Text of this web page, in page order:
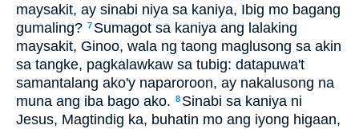
maysakit, ay sinabi niya sa kaniya, Ibig mo bagang
gumaling? 7 Sumagot sa kaniya ang lalaking
maysakit, Ginoo, wala ng taong maglusong sa akin
sa tangke, pagkalawkaw sa tubig: datapuwa't
samantalang ako'y naparoroon, ay nakalusong na
muna ang iba bago ako. 8 Sinabi sa kaniya ni
Jesus, Magtindig ka, buhatin mo ang iyong higaan,